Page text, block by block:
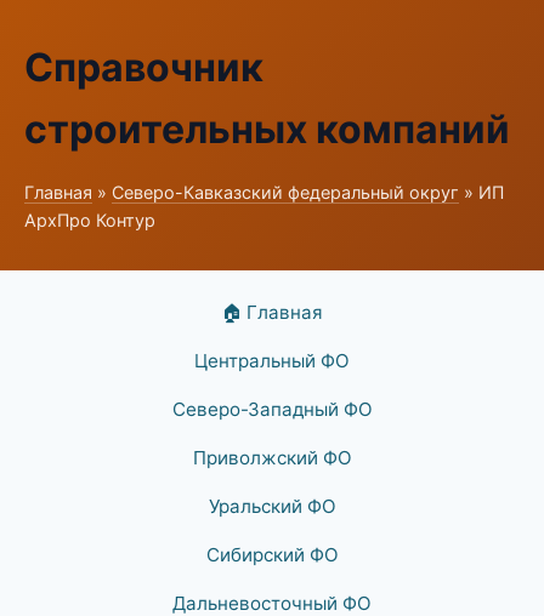
Справочник
строительных компаний
Главная » Северо-Кавказский федеральный округ » ИП
АрхПро Контур
🏠 Главная
Центральный ФО
Северо-Западный ФО
Приволжский ФО
Уральский ФО
Сибирский ФО
Дальневосточный ФО